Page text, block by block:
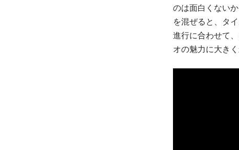
のは面白くない
を混ぜると、タ
進行に合わせて
オの魅力に大き